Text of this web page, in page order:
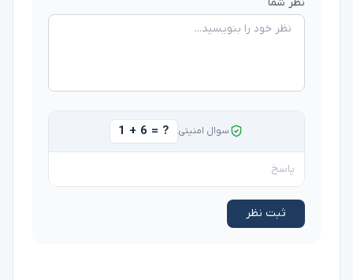
سوال امنیتی 1 + 6 = ?
ثبت نظر